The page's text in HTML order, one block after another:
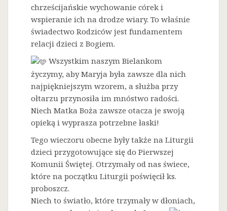
chrześcijańskie wychowanie córek i
wspieranie ich na drodze wiary. To właśnie
świadectwo Rodziców jest fundamentem
relacji dzieci z Bogiem.
Wszystkim naszym Bielankom
życzymy, aby Maryja była zawsze dla nich
najpiękniejszym wzorem, a służba przy
ołtarzu przynosiła im mnóstwo radości.
Niech Matka Boża zawsze otacza je swoją
opieką i wyprasza potrzebne łaski!
Tego wieczoru obecne były także na Liturgii
dzieci przygotowujące się do Pierwszej
Komunii Świętej. Otrzymały od nas świece,
które na początku Liturgii poświęcił ks.
proboszcz.
Niech to światło, które trzymały w dłoniach,